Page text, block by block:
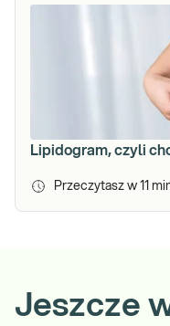
Lipidogram, czyli
Przeczytasz w 11
Jeszcze